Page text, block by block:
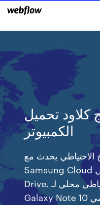
تحميل
الكمبيوتر
يحدث مع
Samsung Cloud كما رأينا في Google
Drive. قم بإجراء نسخ احتياطي محلي لـ